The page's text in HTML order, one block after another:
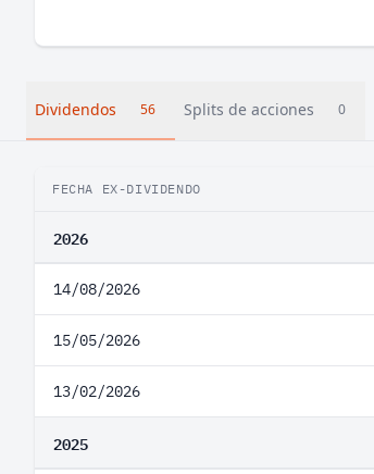
Dividendos 56 Splits de acciones 0
FECHA EX-DIVIDENDO
2026
14/08/2026
15/05/2026
13/02/2026
2025